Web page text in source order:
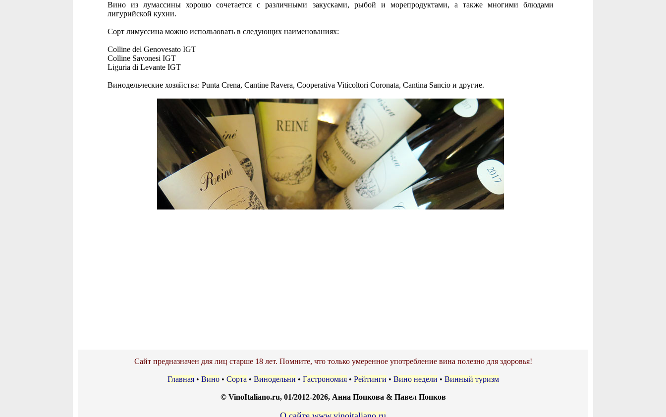
Вино из лумассины хорошо сочетается с различными закусками, рыбой и морепродуктами, а также многими блюдами
лигурийской кухни.
Сорт лимуссина можно использовать в следующих наименованиях:
Colline del Genovesato IGT
Colline Savonesi IGT
Liguria di Levante IGT
Винодельческие хозяйства: Punta Crena, Cantine Ravera, Cooperativa Viticoltori Coronata, Cantina Sancio и другие.
Сайт предназначен для лиц старше 18 лет. Помните, что только умеренное употребление вина полезно для здоровья!
Главная• Вино• Сорта • Винодельни • Гастрономия• Рейтинги • Вино недели • Винный туризм
© VinoItaliano.ru, 01/2012-2026, Анна Попкова & Павел Попков